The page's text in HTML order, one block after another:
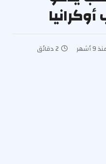
9 أشهر 2 دقائق